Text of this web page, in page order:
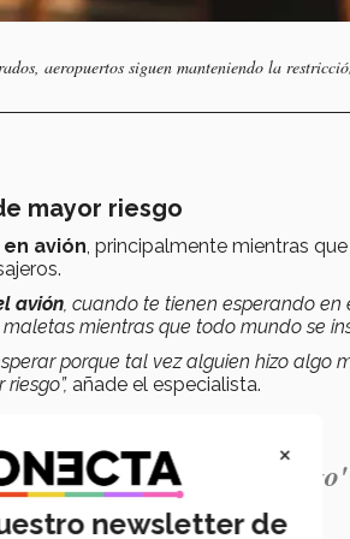
aeropuertos siguen manteniendo la
mayor riesgo
avión, principalmente mientras
avión, cuando te tienen esperando en
mientras que todo mundo se
porque tal vez alguien hizo algo
añade el especialista.
es el de mayor
×
newsletter de